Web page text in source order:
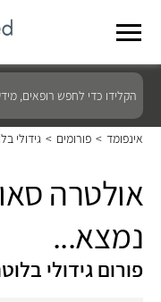
הקלידו
כדי
לחפש
רופאים,
מידע
פורומים
ועוד...
אינפומד > פורומים > גידולי
אולטרה
נמצא...
פורום גידולי